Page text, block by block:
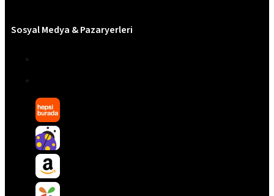
Sosyal Medya & Pazaryerleri